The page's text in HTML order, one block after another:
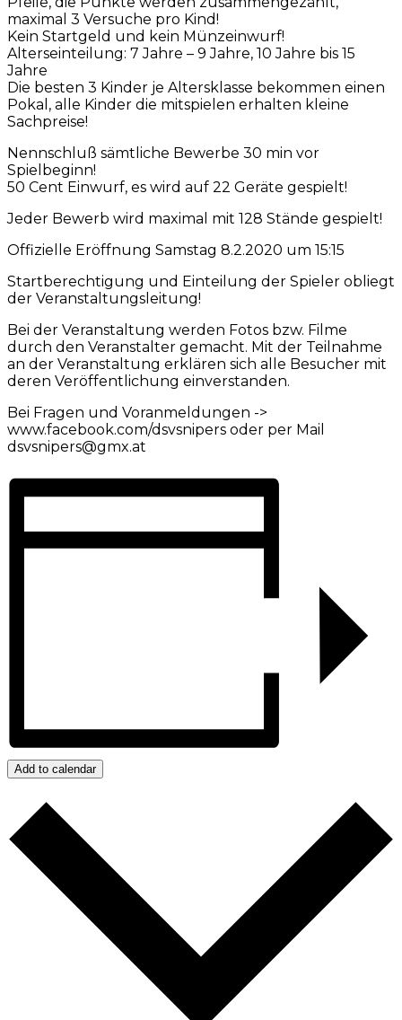
maximal 3 Versuche pro Kind!
Kein Startgeld und kein Münzeinwurf!
Alterseinteilung: 7 Jahre – 9 Jahre, 10 Jahre bis 15
Jahre
Die besten 3 Kinder je Altersklasse bekommen einen
Pokal, alle Kinder die mitspielen erhalten kleine
Sachpreise!
Nennschluß sämtliche Bewerbe 30 min vor
Spielbeginn!
50 Cent Einwurf, es wird auf 22 Geräte gespielt!
Jeder Bewerb wird maximal mit 128 Stände gespielt!
Offizielle Eröffnung Samstag 8.2.2020 um 15:15
Startberechtigung und Einteilung der Spieler obliegt
der Veranstaltungsleitung!
Bei der Veranstaltung werden Fotos bzw. Filme
durch den Veranstalter gemacht. Mit der Teilnahme
an der Veranstaltung erklären sich alle Besucher mit
deren Veröffentlichung einverstanden.
Bei Fragen und Voranmeldungen ->
www.facebook.com/dsvsnipers oder per Mail
dsvsnipers@gmx.at
Add to calendar